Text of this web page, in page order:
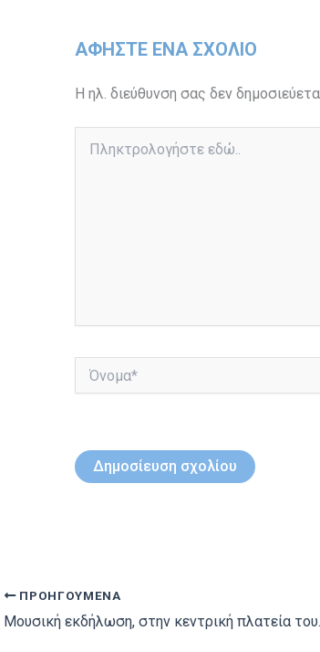
ΑΦΉΣΤΕ ΈΝΑ ΣΧΌΛΙΟ
Η ηλ. διεύθυνση σας δεν
εδώ..
Όνομα*
ΠΡΟΗΓΟΎΜΕΝΑ
Mουσική